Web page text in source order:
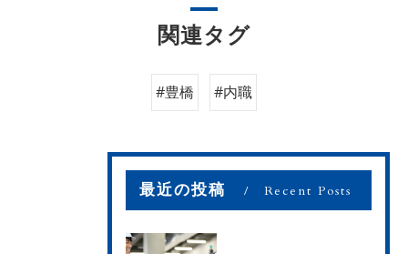
関連タグ
#豊橋 #内職
最近の投稿 Recent Posts